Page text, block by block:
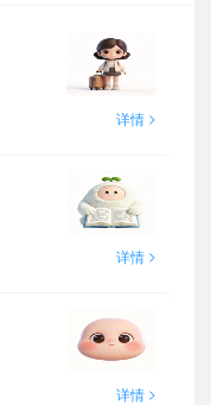
详情 >
详情 >
详情 >